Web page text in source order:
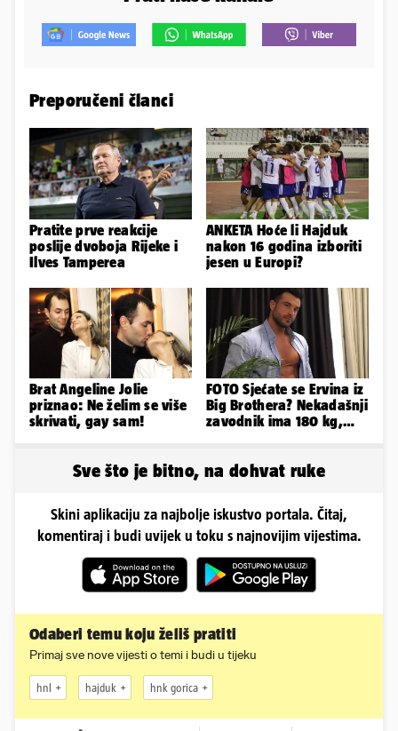
Preporučeni članci
Pratite prve reakcije
poslije dvoboja Rijeke i
Ilves Tamperea
ANKETA Hoće li Hajduk
nakon 16 godina izboriti
jesen u Europi?
Brat Angeline Jolie
priznao: Ne želim se više
skrivati, gay sam!
FOTO Sjećate se Ervina iz
Big Brothera? Nekadašnji
zavodnik ima 180 kg,
Sve što je bitno, na dohvat ruke
Skini aplikaciju za najbolje iskustvo portala. Čitaj,
komentiraj i budi uvijek u toku s najnovijim vijestima.
Odaberi temu koju želiš pratiti
Primaj sve nove vijesti o temi i budi u tijeku
hnl hajduk hnk gorica